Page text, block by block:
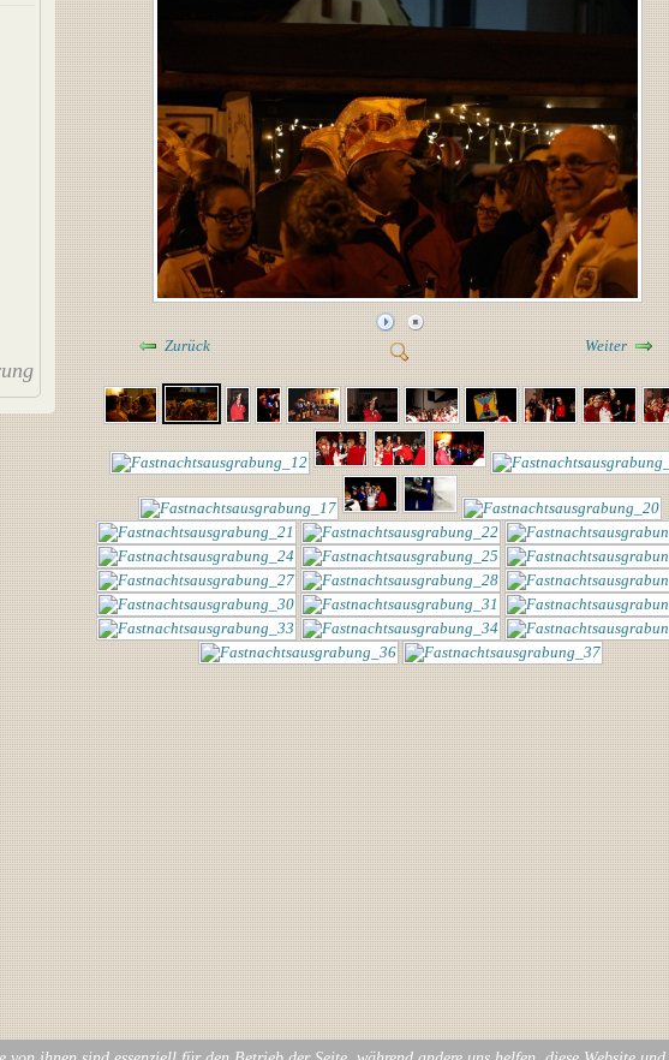
Zurück Weiter